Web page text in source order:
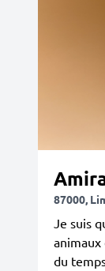
87000,
Je suis
animaux
du